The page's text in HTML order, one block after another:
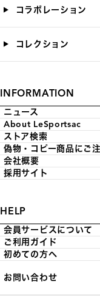
コラボレーション
コレクション
INFORMATION
ニュース
About LeSportsac
ストア検索
偽物・コピー商品にご
会社概要
採用サイト
HELP
会員サービスについて
ご利用ガイド
初めての方へ
お問い合わせ